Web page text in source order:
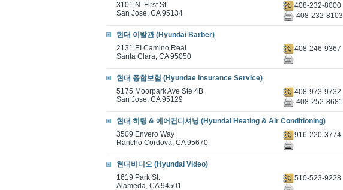
3101 N. First St.
San Jose, CA 95134
408-232-8000
408-232-8103
현대 이발관 (Hyundai Barber)
2131 EI Camino Real
Santa Clara, CA 95050
408-246-9367
현대 종합보험 (Hyundae Insurance Service)
5175 Moorpark Ave Ste 4B
San Jose, CA 95129
408-973-9732
408-252-8681
현대 히팅 & 에어컨디셔닝 (Hyundai Heating & Air Conditioning)
3509 Envero Way
Rancho Cordova, CA 95670
916-220-3774
현대비디오 (Hyundai Video)
1619 Park St.
Alameda, CA 94501
510-523-9228